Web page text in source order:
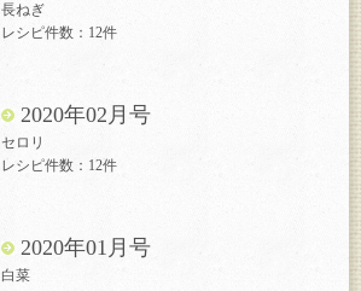
長ねぎ
レシピ件数：12件
2020年02月号
セロリ
レシピ件数：12件
2020年01月号
白菜